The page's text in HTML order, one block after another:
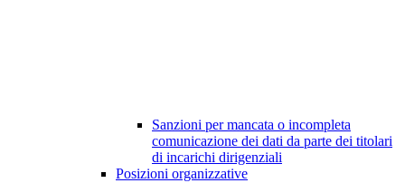
Sanzioni per mancata o incompleta
comunicazione dei dati da parte dei titolari
di incarichi dirigenziali
Posizioni organizzative